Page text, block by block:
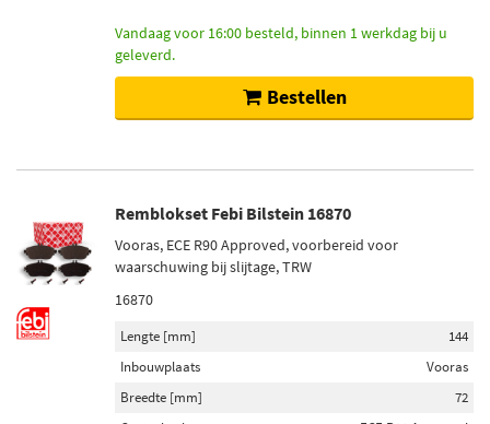
Vandaag voor 16:00 besteld, binnen 1 werkdag bij u
geleverd.
Bestellen
Remblokset Febi Bilstein 16870
Vooras, ECE R90 Approved, voorbereid voor
waarschuwing bij slijtage, TRW
16870
Lengte [mm]
144
Inbouwplaats
Vooras
Breedte [mm]
72